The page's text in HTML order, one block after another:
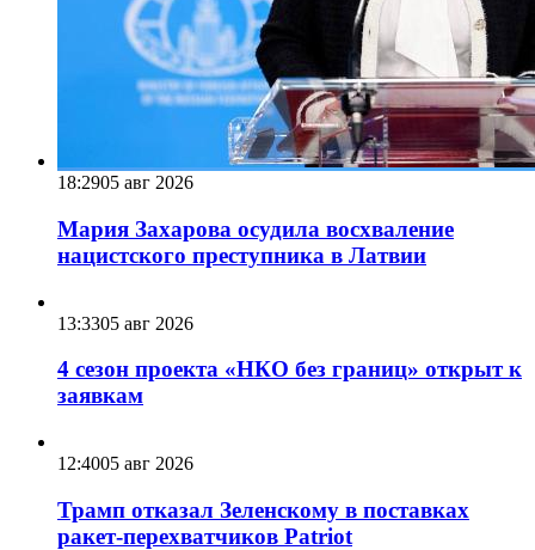
18:2905 авг 2026
Мария Захарова осудила восхваление
нацистского преступника в Латвии
13:3305 авг 2026
4 сезон проекта «НКО без границ» открыт к
заявкам
12:4005 авг 2026
Трамп отказал Зеленскому в поставках
ракет-перехватчиков Patriot